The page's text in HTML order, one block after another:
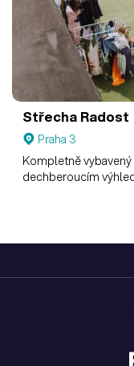
Střecha Radost
Praha 3
Kompletně
dechberoucím